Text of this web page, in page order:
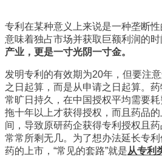
专利在某种意义上来说是一种垄断性
意味着独占市场并获取巨额利润的
产业，更是一寸光阴一寸金。
发明专利的有效期为20年，但要注
之日起算，而是从申请之日起算。
常旷日持久，在中国授权平均需要
拖十年以上才获得授权，而且药品
间，导致原研药企获得专利授权且
常常所剩无几。 为了想办法延长专
药的上市，“常见的套路”就是从专利